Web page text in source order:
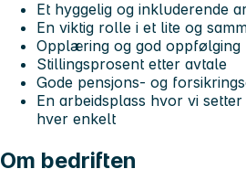
Et hyggelig og inkluderende
En viktig rolle i et lite og
Opplæring og god oppfølging
Stillingsprosent etter avtale
Gode pensjons- og
En arbeidsplass hvor vi
hver enkelt
Om bedriften